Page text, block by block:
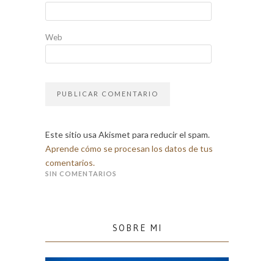
Web
Este sitio usa Akismet para reducir el spam.
Aprende cómo se procesan los datos de tus
comentarios.
SIN COMENTARIOS
SOBRE MI